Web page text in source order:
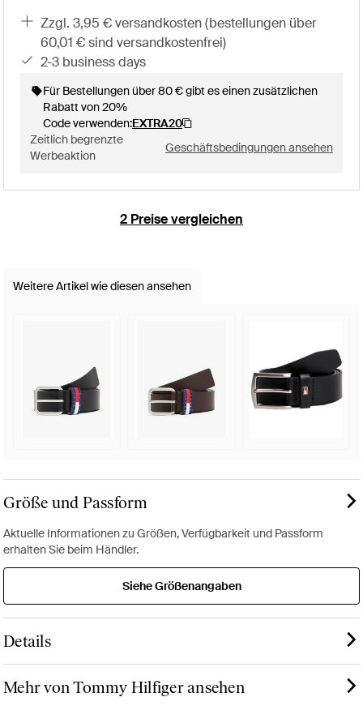
zzgl. 3,95 € versandkosten (bestellungen über
60,01 € sind versandkostenfrei)
2-3 business days
Für Bestellungen über 80 € gibt es einen zusätzlichen
Rabatt von 20%
Code verwenden:EXTRA20
Zeitlich begrenzte
Werbeaktion
Geschäftsbedingungen ansehen
2 Preise vergleichen
Weitere Artikel wie diesen ansehen
Größe und Passform
Aktuelle Informationen zu Größen, Verfügbarkeit und Passform
erhalten Sie beim Händler.
Siehe Größenangaben
Details
Mehr von Tommy Hilfiger ansehen